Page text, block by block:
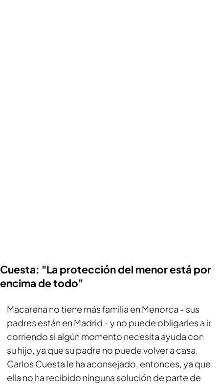
Cuesta: "La protección del menor está por
encima de todo"
Macarena no tiene más familia en Menorca - sus
padres están en Madrid - y no puede obligarles a ir
corriendo si algún momento necesita ayuda con
su hijo, ya que su padre no puede volver a casa.
Carlos Cuesta le ha aconsejado, entonces, ya que
ella no ha recibido ninguna solución de parte de